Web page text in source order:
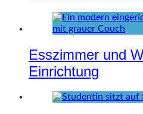
Esszimmer und
Einrichtung